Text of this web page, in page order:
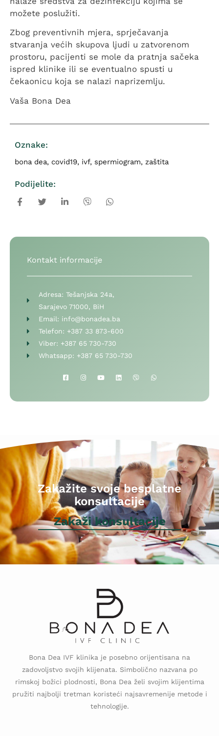
možete poslužiti.
Zbog preventivnih mjera, sprječavanja
stvaranja većih skupova ljudi u zatvorenom
prostoru, pacijenti se mole da pratnja sačeka
ispred klinike ili se eventualno spusti u
čekaonicu koja se nalazi naprizemlju.
Vaša Bona Dea
Oznake:
bona dea, covid19, ivf, spermiogram, zaštita
Podijelite:
Kontakt informacije
Adresa: Tešanjska 24a,
Sarajevo 71000, BiH
Email: info@bonadea.ba
Telefon: +387 33 873-600
Viber: +387 65 730-730
Whatsapp: +387 65 730-730
Zakažite svoje besplatne
konsultacije
Zakaži konsultacije
Bona Dea IVF klinika je posebno orijentisana na
zadovoljstvo svojih klijenata. Simbolično nazvana po
rimskoj božici plodnosti, Bona Dea želi svojim klijentima
pružiti najbolji tretman koristeći najsavremenije metode i
tehnologije.